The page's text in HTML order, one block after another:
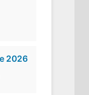
2026